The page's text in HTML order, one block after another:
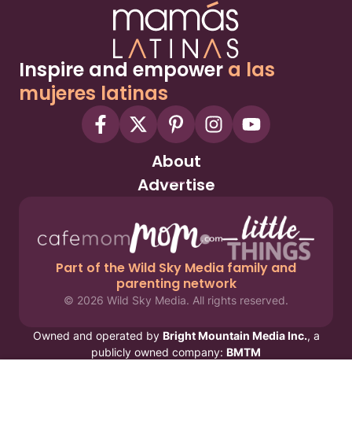
Inspire and empower a las
mujeres latinas
About
Advertise
Part of the Wild Sky Media family and
parenting network
© 2026 Wild Sky Media. All rights reserved.
Owned and operated by Bright Mountain Media Inc., a
publicly owned company: BMTM